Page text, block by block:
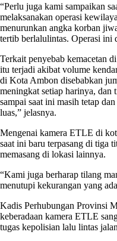
“Perlu juga kami sampaikan
melaksanakan operasi
menurunkan angka korban
tertib berlalulintas. Operasi ini
Terkait penyebab kemacetan
itu terjadi akibat volume
di Kota Ambon disebabkan
meningkat setiap harinya,
sampai saat ini masih tetap
luas,” jelasnya.
Mengenai kamera ETLE di
saat ini baru terpasang di tiga
memasang di lokasi lainnya.
“Kami juga berharap tilang
menutupi kekurangan yang
Kadis Perhubungan Provinsi
keberadaan kamera ETLE
tugas kepolisian lalu lintas